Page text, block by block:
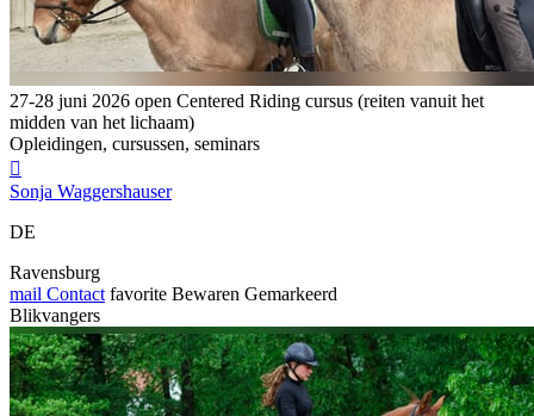
27-28 juni 2026 open Centered Riding cursus (reiten vanuit het
midden van het lichaam)
Opleidingen, cursussen, seminars

Sonja Waggershauser
DE
Ravensburg
mail Contact favorite Bewaren Gemarkeerd
Blikvangers